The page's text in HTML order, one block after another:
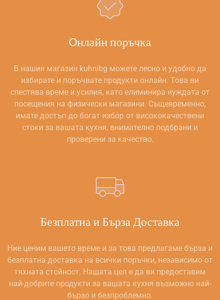
Oнлайн поръчка
В нашия магазин kuhnibg можете лесно и удобно да
избирате и поръчвате продукти онлайн. Това ви
спестява време и усилия, като елиминира нуждата от
посещения на физически магазини. Същевременно,
имате достъп до богат избор от висококачествени
стоки за вашата кухня, внимателно подбрани и
проверени за качество.
Безплатна и Бърза Доставка
Ние ценим вашето време и за това предлагаме бърза и
безплатна доставка на всички поръчки, независимо от
тяхната стойност. Нашата цел е да ви предоставим
най-добрите продукти за вашата кухня възможно най-
бързо и безпроблемно.